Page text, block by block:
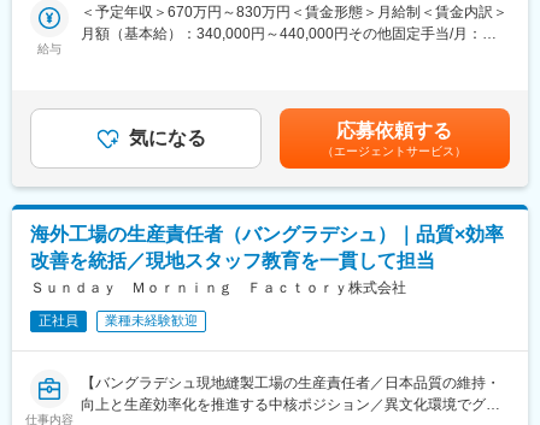
けます。
生産効率と品質に直結する数値を扱い、本社と工場をつなぐ役割
■同社の強み：
◎シュラフ(寝袋)やダウンジャケット、アパレル等の企画/生産/販
売を行う、国内有数のダウンメーカー。 創業80年以上の歴史を誇
◎NANGAの製品は素材作りから製品仕上げ、アフターケアに至る
まで、常に最良のモノづくりのために尽力しています。
独自設計の専門機器や優れた技術を持つ「河田フェザー株式会
社」様とのタッグにより、高品質なダックダウンを使用した商品
を展開。高品質なダウンの性能を十分に引き出すため、長年の経
験で培ったノウハウと、科学的研究に基づくデータを組み合わせ
た設計を用いて、工場で丁寧に縫製しています。
◎近年では、環境に配慮した取り組みとして、お客様の羽毛布団
を他のNANGA製品に仕立て直す「RE: ACT」にも力を入れていま
す。
基本的な品質管理業務からブランド商品の品質向上に向けた基準
策定・改革まで主導いただくことがミッションです。
・国内外工場への技術指導・監査
・不具合品の原因調査・分析
・アフターケア部門と連携した製品改善
課長候補として品質管理の視点を部門間で共有し、改善のサイク
ルを回すことも求められます。
品質課題の傾向を把握し、ブランド「NANGA」としての基準設定
を進めていただきます。
■ポジションの魅力：
・自社工場を構えており、企画・生産・品質の密な連携が可能。
・品質管理の実務だけでなく、基準策定や監査・改善の推進など
にも携わることができる裁量あるポジション
給与
＜予定年収＞670万円～830万円＜賃金形態＞月給制＜賃金内訳＞
月額（基本給）：340,000円～440,000円その他固定手当/月：
る）賃金はあくまでも目安の金額であり、選考を通じて上下する
可能性があります。月給(月額)は固定手当を含めた表記です。
気になる 応募依頼する
（エージェントサービス）
海外工場の生産責任者（バングラデシュ）｜品質×効率
改善を統括／現地スタッフ教育を一貫して担当
Ｓｕｎｄａｙ Ｍｏｒｎｉｎｇ Ｆａｃｔｏｒｙ株式会社
正社員 業種未経験歓迎
仕事内容
【バングラデシュ現地縫製工場の生産責任者／日本品質の維持・
向上と生産効率化を推進する中核ポジション／異文化環境でグロ